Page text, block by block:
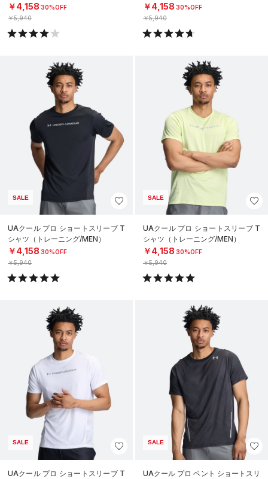
￥4,158 30%OFF
￥5,940
￥4,158 30%OFF
￥5,940
SALE
UAクール プロ ショートスリーブ T
シャツ（トレーニング/MEN）
￥4,158 30%OFF
￥5,940
SALE
UAクール プロ ショートスリーブ T
シャツ（トレーニング/MEN）
￥4,158 30%OFF
￥5,940
SALE
UAクール プロ ショートスリーブ T
SALE
UAクール プロ ベント ショートスリ